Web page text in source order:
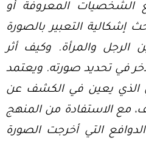
الشخصيات المعروفة أو
إشكالية التعبير بالصورة
الرجل والمرأة. وكيف أثر
في تحديد صورته. ويعتمد
الذي يعين في الكشف عن
مع الاستفادة من المنهج
التي أخرجت الصورة